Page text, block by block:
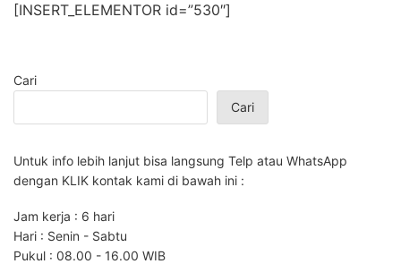
[INSERT_ELEMENTOR id=”530″]
Cari
Cari
Untuk info lebih lanjut bisa langsung Telp atau WhatsApp
dengan KLIK kontak kami di bawah ini :
Jam kerja : 6 hari
Hari : Senin - Sabtu
Pukul : 08.00 - 16.00 WIB